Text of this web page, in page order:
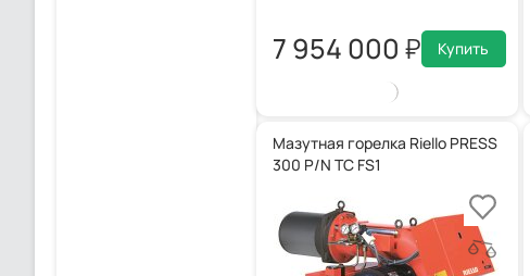
7 954 000 Купить
Мазутная горелка Riello PRESS
300 P/N TC FS1